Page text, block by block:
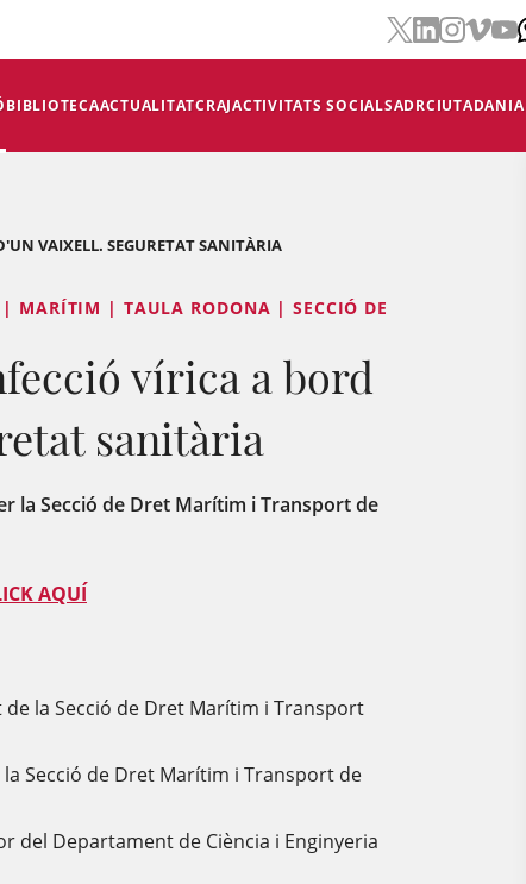
BIBLIOTECAACTUALITATCRAJACTIVITATS SOCIALSADRCIUTADANIA
VAIXELL. SEGURETAT SANITÀRIA
MARÍTIM | TAULA RODONA | SECCIÓ DE
vírica a bord
sanitària
la Secció de Dret Marítim i Transport de
AQUÍ
de la Secció de Dret Marítim i Transport
la Secció de Dret Marítim i Transport de
del Departament de Ciència i Enginyeria